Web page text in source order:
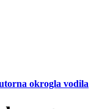
okrogla vodila